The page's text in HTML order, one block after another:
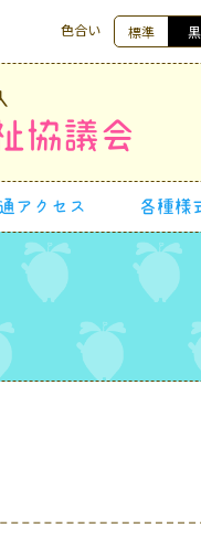
色合い 標準 黒
協議会
アクセス 各種様